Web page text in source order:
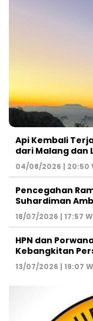
Api Kembali
dari Malang dan
04/08/2026 | 20:50
Pencegahan
Suhardiman
18/07/2026 | 17:57
HPN dan
Kebangkitan
13/07/2026 | 19:07